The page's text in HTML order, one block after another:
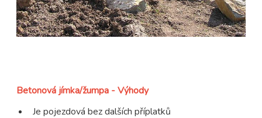
Betonová jímka/žumpa - Výhody
Je pojezdová bez dalších příplatků